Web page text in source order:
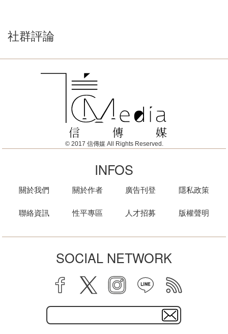
社群評論
© 2017 信傳媒 All Rights Reserved.
INFOS
關於我們
聯絡資訊
關於作者
性平專區
廣告刊登
人才招募
隱私政策
版權聲明
SOCIAL NETWORK
facebook twitter instagram